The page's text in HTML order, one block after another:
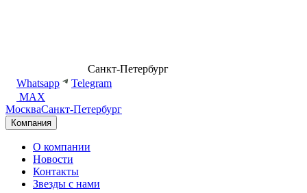
Санкт-Петербург
Whatsapp
Telegram
MAX
МоскваСанкт-Петербург
Компания
О компании
Новости
Контакты
Звезды с нами